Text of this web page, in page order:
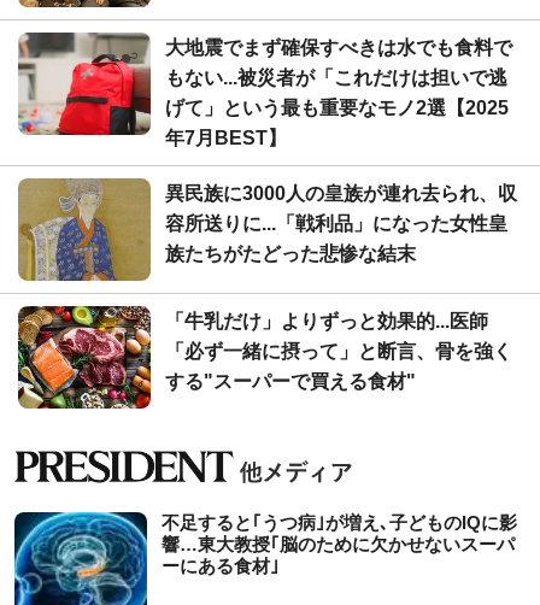
大地震でまず確保すべきは水でも食料で
もない...被災者が「これだけは担いで逃
げて」という最も重要なモノ2選【2025
年7月BEST】
異民族に3000人の皇族が連れ去られ、収
容所送りに...「戦利品」になった女性皇
族たちがたどった悲惨な結末
「牛乳だけ」よりずっと効果的...医師
「必ず一緒に摂って」と断言、骨を強く
する"スーパーで買える食材"
不足すると｢うつ病｣が増え､子どものIQに影
響…東大教授｢脳のために欠かせないスーパ
ーにある食材｣